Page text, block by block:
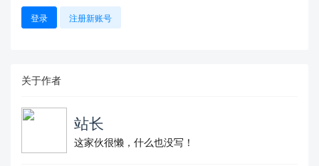
登录 注册新账号
关于作者
站长
这家伙很懒，什么也没写！